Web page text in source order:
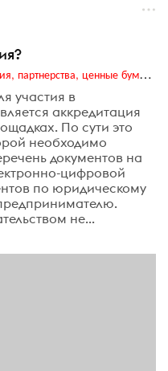
Бизнес (тендеры, слияния, поглощения, партнерства, ценные бумаги, акционеры, финансы и отчетность)
участия в
аккредитация
По сути это
необходимо
документов на
цифровой
по юридическому
не...